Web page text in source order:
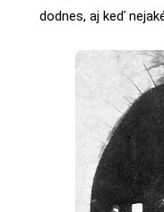
dodnes, aj keď